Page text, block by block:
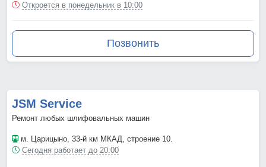
Откроется в понедельник в 10:00
Позвонить
JSM Service
Ремонт любых шлифовальных машин
м. Царицыно, 33-й км МКАД, строение 10.
Сегодня работает до 20:00